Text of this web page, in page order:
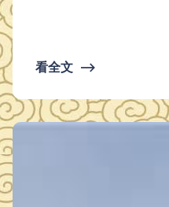
看全文 ⟶